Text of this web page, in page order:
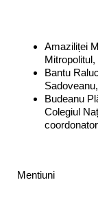
Amaziliței
Bantu
Budeanu
Colegiul
Mentiuni